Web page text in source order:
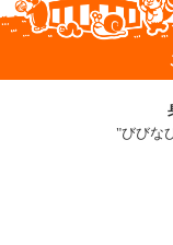
"びびな